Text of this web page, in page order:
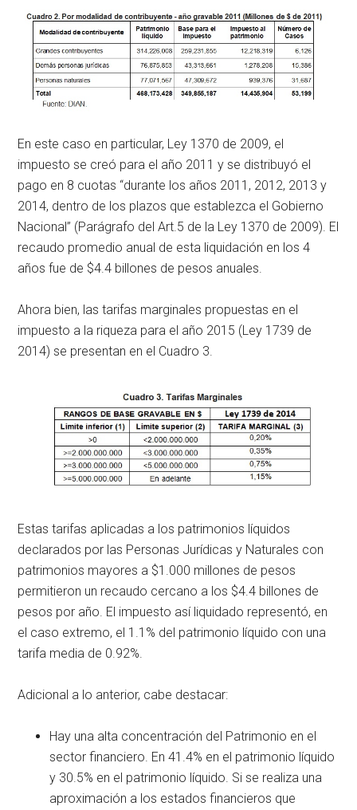
En este caso en particular, Ley 1370 de 2009, el
impuesto se creó para el año 2011 y se distribuyó el
pago en 8 cuotas “durante los años 2011, 2012, 2013 y
2014, dentro de los plazos que establezca el Gobierno
Nacional” (Parágrafo del Art.5 de la Ley 1370 de 2009). El
recaudo promedio anual de esta liquidación en los 4
años fue de $4.4 billones de pesos anuales.
Ahora bien, las tarifas marginales propuestas en el
impuesto a la riqueza para el año 2015 (Ley 1739 de
2014) se presentan en el Cuadro 3.
Estas tarifas aplicadas a los patrimonios líquidos
declarados por las Personas Jurídicas y Naturales con
patrimonios mayores a $1.000 millones de pesos
permitieron un recaudo cercano a los $4.4 billones de
pesos por año. El impuesto así liquidado representó, en
el caso extremo, el 1.1% del patrimonio líquido con una
tarifa media de 0.92%.
Adicional a lo anterior, cabe destacar:
Hay una alta concentración del Patrimonio en el
sector financiero. En 41.4% en el patrimonio líquido
y 30.5% en el patrimonio líquido. Si se realiza una
aproximación a los estados financieros que